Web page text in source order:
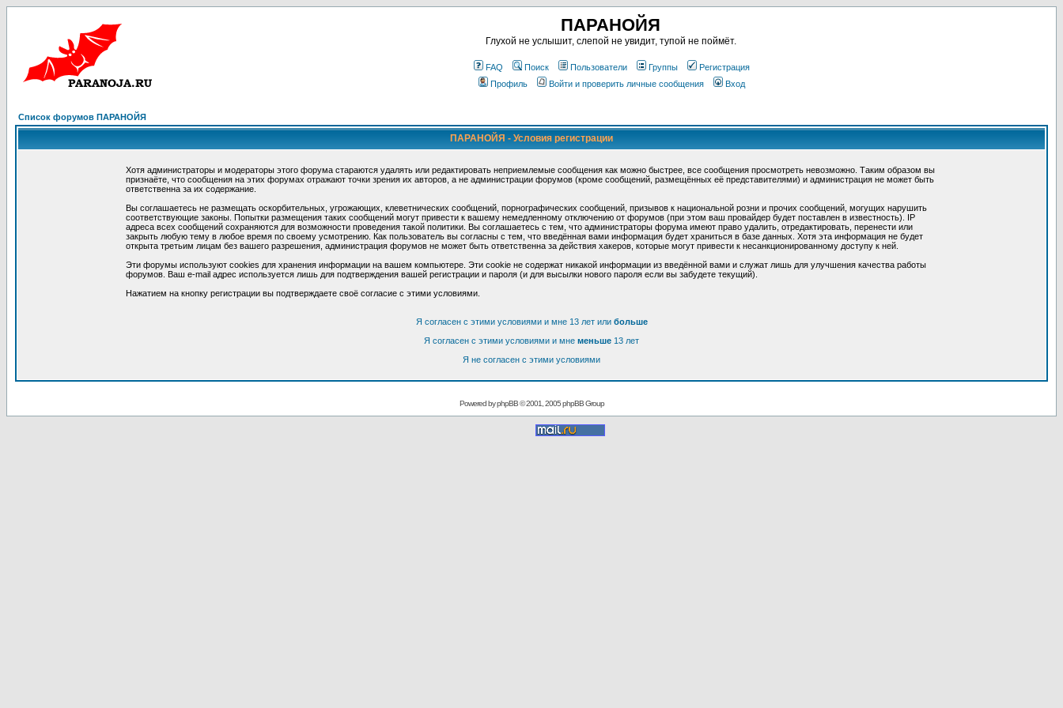
ПАРАНОЙЯ
Глухой не услышит, слепой не увидит, тупой не поймёт.
FAQ Поиск Пользователи Группы
Регистрация
Профиль
Войти и проверить личные сообщения Вход
Список форумов ПАРАНОЙЯ
ПАРАНОЙЯ - Условия регистрации
Хотя администраторы и модераторы этого форума стараются удалять или редактировать неприемлемые сообщения как можно быстрее, все сообщения просмотреть невозможно. Таким образом вы
признаёте, что сообщения на этих форумах отражают точки зрения их авторов, а не администрации форумов (кроме сообщений, размещённых её представителями) и администрация не может быть
ответственна за их содержание.
Вы соглашаетесь не размещать оскорбительных, угрожающих, клеветнических сообщений, порнографических сообщений, призывов к национальной розни и прочих сообщений, могущих нарушить
соответствующие законы. Попытки размещения таких сообщений могут привести к вашему немедленному отключению от форумов (при этом ваш провайдер будет поставлен в известность). IP
адреса всех сообщений сохраняются для возможности проведения такой политики. Вы соглашаетесь с тем, что администраторы форума имеют право удалить, отредактировать, перенести или
закрыть любую тему в любое время по своему усмотрению. Как пользователь вы согласны с тем, что введённая вами информация будет храниться в базе данных. Хотя эта информация не будет
открыта третьим лицам без вашего разрешения, администрация форумов не может быть ответственна за действия хакеров, которые могут привести к несанкционированному доступу к ней.
Эти форумы используют cookies для хранения информации на вашем компьютере. Эти cookie не содержат никакой информации из введённой вами и служат лишь для улучшения качества работы
форумов. Ваш e-mail адрес используется лишь для подтверждения вашей регистрации и пароля (и для высылки нового пароля если вы забудете текущий).
Нажатием на кнопку регистрации вы подтверждаете своё согласие с этими условиями.
Я согласен с этими условиями и мне 13 лет или больше
Я согласен с этими условиями и мне меньше 13 лет
Я не согласен с этими условиями
Powered byphpBB© 2001, 2005 phpBB Group